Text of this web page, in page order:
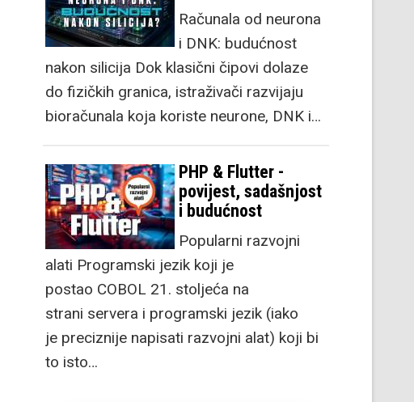
Računala od neurona
i DNK: budućnost
nakon silicija Dok klasični čipovi dolaze
do fizičkih granica, istraživači razvijaju
bioračunala koja koriste neurone, DNK i…
PHP & Flutter -
povijest, sadašnjost
i budućnost
Popularni razvojni
alati Programski jezik koji je
postao COBOL 21. stoljeća na
strani servera i programski jezik (iako
je preciznije napisati razvojni alat) koji bi
to isto…